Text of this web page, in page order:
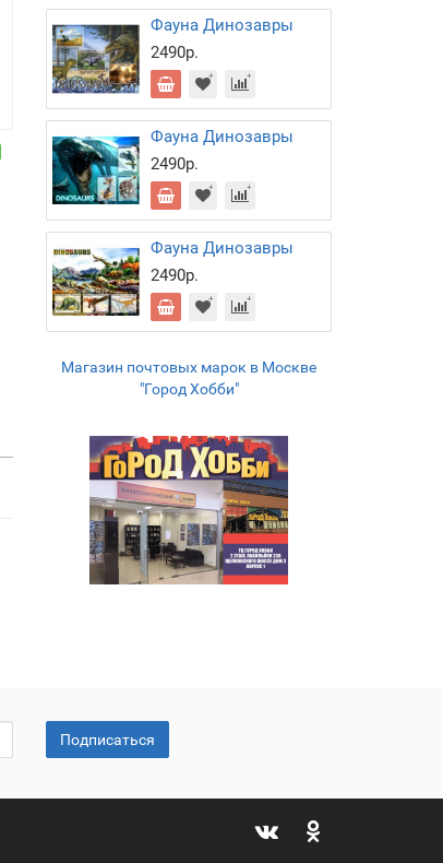
Фауна Динозавры
2490р.
Фауна Динозавры
2490р.
Фауна Динозавры
2490р.
Магазин почтовых марок в Москве
"Город Хобби"
Подписаться